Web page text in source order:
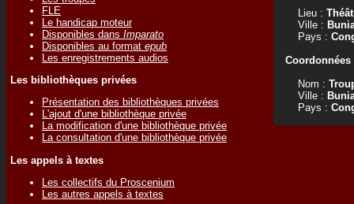
FLE
Le handicap moteur
Disponibles dans Imparato
Disponibles au format epub
Les enregistrements audios
Les bibliothèques privées
Présentation des bibliothèques privées
L'ajout d'une bibliothèque privée
La modification d'une bibliothèque privée
La consultation d'une bibliothèque privée
Les appels à textes
Les collectifs du Proscenium
Les autres appels à textes
Lieu :
Ville :
Pays :
Nom :
Ville :
Pays :